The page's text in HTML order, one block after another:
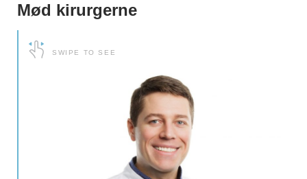
Mød kirurgerne
SWIPE TO SEE